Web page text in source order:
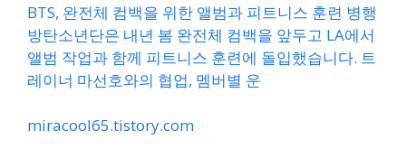
BTS, 완전체 컴백을 위한 앨범과 피트니스 훈련 병행
방탄소년단은 내년 봄 완전체 컴백을 앞두고 LA에서
앨범 작업과 함께 피트니스 훈련에 돌입했습니다. 트
레이너 마선호와의 협업, 멤버별 운
miracool65.tistory.com